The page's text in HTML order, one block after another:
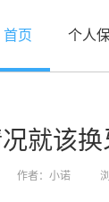
首页
个人
就该
作者：小诺